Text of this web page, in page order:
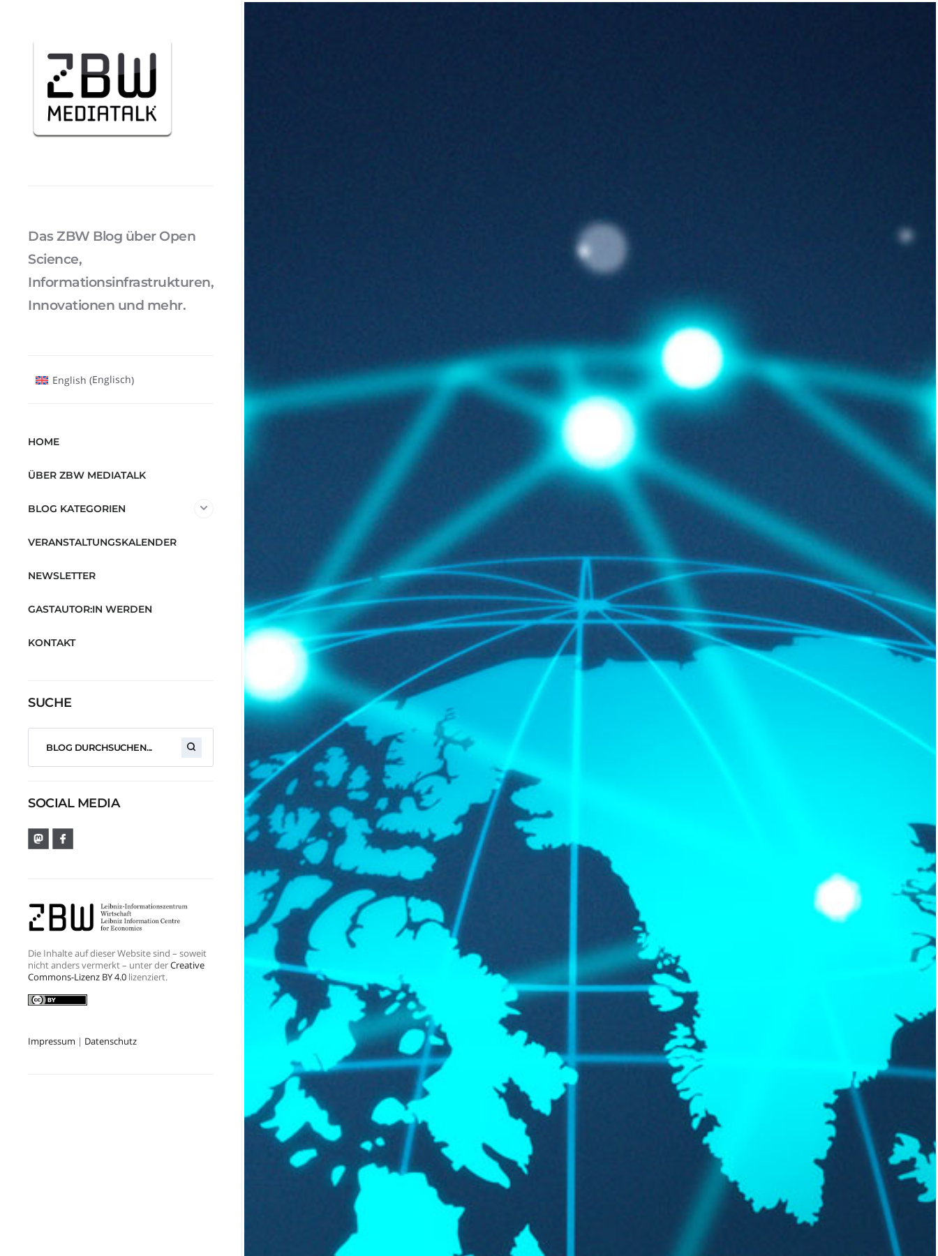
Das ZBW Blog über Open
Science,
Informationsinfrastrukturen,
Innovationen und mehr.
English (Englisch)
HOME
ÜBER ZBW MEDIATALK
BLOG KATEGORIEN
VERANSTALTUNGSKALENDER
NEWSLETTER
GASTAUTOR:IN WERDEN
KONTAKT
SUCHE
SOCIAL MEDIA
Die Inhalte auf dieser Website sind – soweit
nicht anders vermerkt – unter derCreative
Commons-Lizenz BY 4.0 lizenziert.
Impressum | Datenschutz